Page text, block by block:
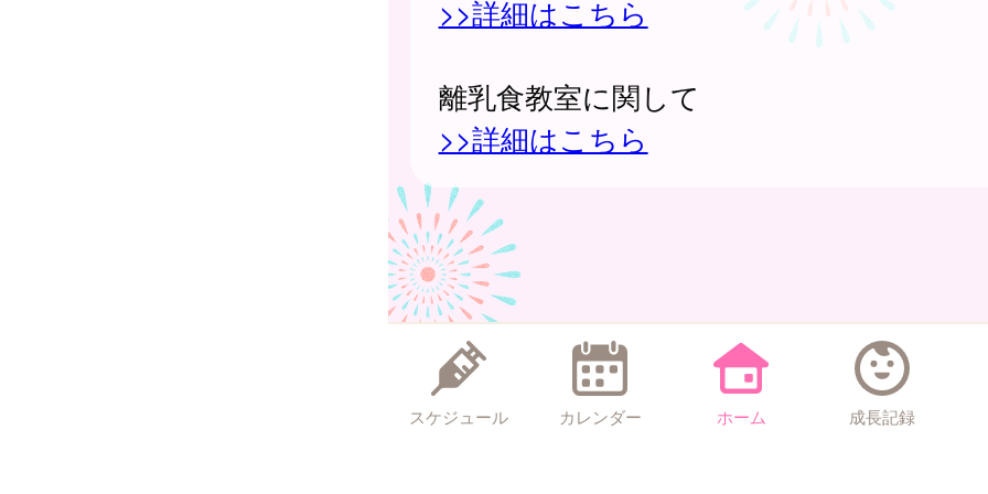
>>詳細はこちら
離乳食教室に関して
>>詳細はこちら
スケジュール カレンダー ホーム 成長記録